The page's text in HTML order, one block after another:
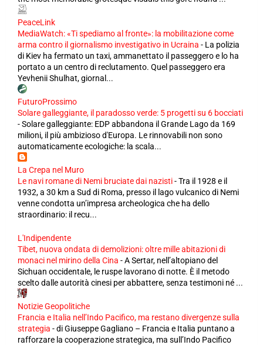
PeaceLink
MediaWatch: «Ti spediamo al fronte»: la mobilitazione come
arma contro il giornalismo investigativo in Ucraina - La polizia
di Kiev ha fermato un taxi, ammanettato il passeggero e lo ha
portato a un centro di reclutamento. Quel passeggero era
Yevhenii Shulhat, giornal...
FuturoProssimo
Solare galleggiante, il paradosso verde: 5 progetti su 6 bocciati
-Solare galleggiante: EDP abbandona il Grande Lago da 169
milioni, il più ambizioso d'Europa. Le rinnovabili non sono
automaticamente ecologiche: la scala...
La Crepa nel Muro
Le navi romane di Nemi bruciate dai nazisti-Tra il 1928 e il
1932, a 30 km a Sud di Roma, presso il lago vulcanico di Nemi
venne condotta un’impresa archeologica che ha dello
straordinario: il recu...
L'Indipendente
Tibet, nuova ondata di demolizioni: oltre mille abitazioni di
monaci nel mirino della Cina -A Sertar, nell’altopiano del
Sichuan occidentale, le ruspe lavorano di notte. È il metodo
scelto dalle autorità cinesi per abbattere, senza testimoni né ...
Notizie Geopolitiche
Francia e Italia nell’Indo Pacifico, ma restano divergenze sulla
strategia -di Giuseppe Gagliano – Francia e Italia puntano a
rafforzare la cooperazione strategica, ma sull’Indo Pacifico